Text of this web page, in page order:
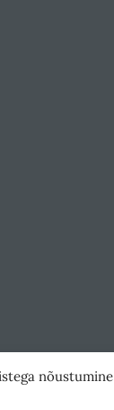
nõustumine